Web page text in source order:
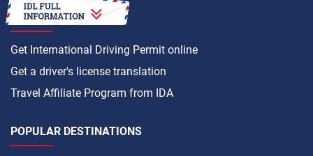
HOW TO
Get International Driving Permit online
Get a driver's license translation
Travel Affiliate Program from IDA
POPULAR DESTINATIONS